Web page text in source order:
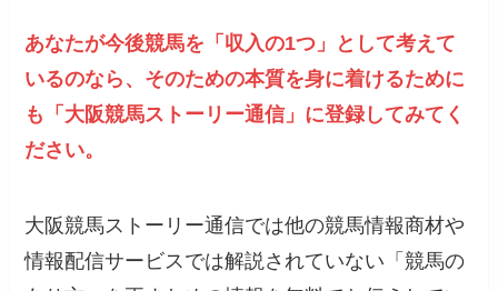
あなたが今後競馬を「収入の1つ」として考えて
いるのなら、そのための本質を身に着けるために
も「大阪競馬ストーリー通信」に登録してみてく
ださい。
大阪競馬ストーリー通信では他の競馬情報商材や
情報配信サービスでは解説されていない「競馬の